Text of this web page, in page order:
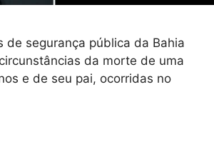
de segurança pública da Bahia
da morte de uma
e de seu pai, ocorridas no